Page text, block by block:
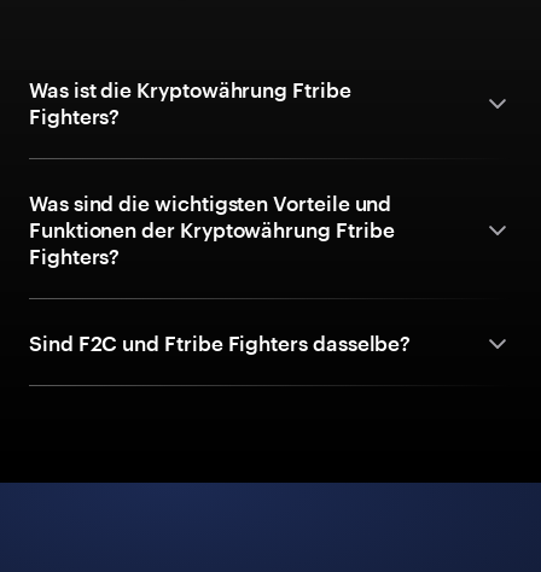
Was ist die Kryptowährung Ftribe
Fighters?
Was sind die wichtigsten Vorteile und
Funktionen der Kryptowährung Ftribe
Fighters?
Sind F2C und Ftribe Fighters dasselbe?